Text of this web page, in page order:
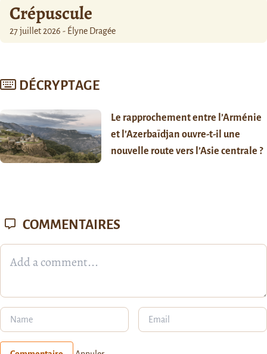
Crépuscule
27 juillet 2026 - Élyne Dragée
DÉCRYPTAGE
Le rapprochement entre l’Arménie
et l’Azerbaïdjan ouvre-t-il une
nouvelle route vers l’Asie centrale ?
COMMENTAIRES